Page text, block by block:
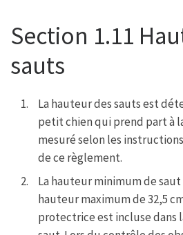
Section 1.11
sauts
La hauteur des sauts est
petit chien qui prend part à
mesuré selon les
de ce règlement.
La hauteur minimum de
hauteur maximum de 32,5
protectrice est incluse dans